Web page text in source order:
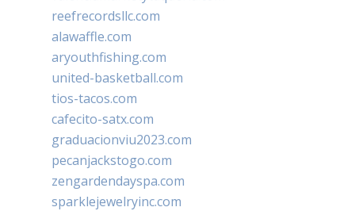
reefrecordsllc.com
alawaffle.com
aryouthfishing.com
united-basketball.com
tios-tacos.com
cafecito-satx.com
graduacionviu2023.com
pecanjackstogo.com
zengardendayspa.com
sparklejewelryinc.com